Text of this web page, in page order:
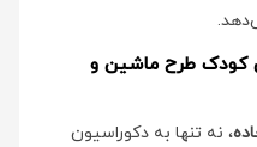
کودک طرح ماشین و
، نه تنها به دکوراسیون